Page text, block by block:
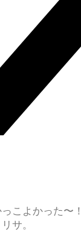
こよかった〜！
サ。